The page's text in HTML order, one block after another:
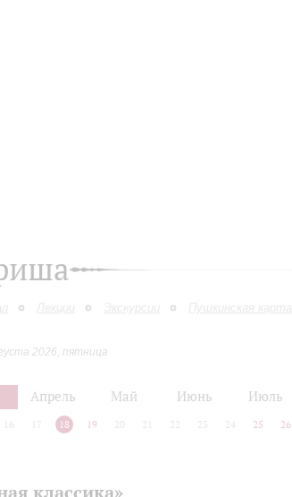
Лекции Экскурсии Пушкинская карта
2026, пятница
Апрель Май Июнь Июль
16 17 18 19 20 21 22 23 24 25 26
классика»